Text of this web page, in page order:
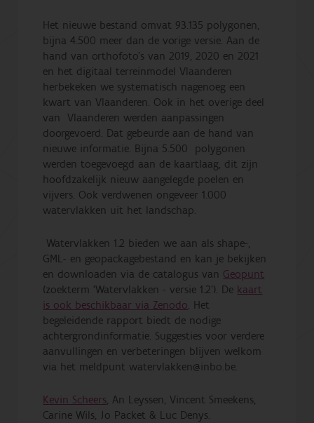
Het nieuwe bestand omvat 93.135 polygonen,
bijna 4.500 meer dan de vorige versie. Aan de
hand van orthofoto’s van 2019, 2020 en 2021
en het digitaal terreinmodel Vlaanderen
herbekeken we systematisch nagenoeg een
kwart van Vlaanderen. Ook in het overige deel
van Vlaanderen werden aanpassingen
doorgevoerd. Dat gebeurde aan de hand van
nieuwe informatie. Bijna 5.500 polygonen
werden toegevoegd aan de kaartlaag, dit zijn
hoofdzakelijk nieuw aangelegde poelen en
vijvers. Ook verdwenen ongeveer 1.000
watervlakken uit het landschap.
Watervlakken 1.2 bieden we aan als shape-,
GML- en geopackagebestand en kan je bekijken
en downloaden via de catalogus van Geopunt
(zoekterm ‘Watervlakken - versie 1.2’). De kaart
is ook beschikbaar via Zenodo. Het
begeleidende rapport biedt de nodige
achtergrondinformatie. Suggesties voor verdere
aanvullingen en verbeteringen blijven welkom
via het meldpunt watervlakken@inbo.be.
Kevin Scheers, An Leyssen, Vincent Smeekens,
Carine Wils, Jo Packet & Luc Denys.